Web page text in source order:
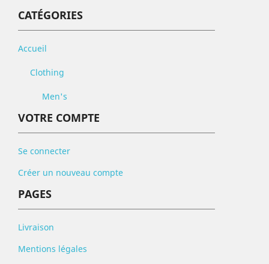
CATÉGORIES
Accueil
Clothing
Men's
VOTRE COMPTE
Se connecter
Créer un nouveau compte
PAGES
Livraison
Mentions légales